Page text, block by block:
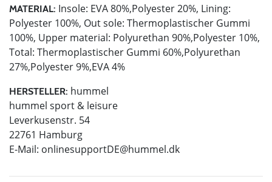
MATERIAL: Insole: EVA 80%,Polyester 20%, Lining:
Polyester 100%, Out sole: Thermoplastischer Gummi
100%, Upper material: Polyurethan 90%,Polyester 10%,
Total: Thermoplastischer Gummi 60%,Polyurethan
27%,Polyester 9%,EVA 4%
HERSTELLER: hummel
hummel sport & leisure
Leverkusenstr. 54
22761 Hamburg
E-Mail: onlinesupportDE@hummel.dk